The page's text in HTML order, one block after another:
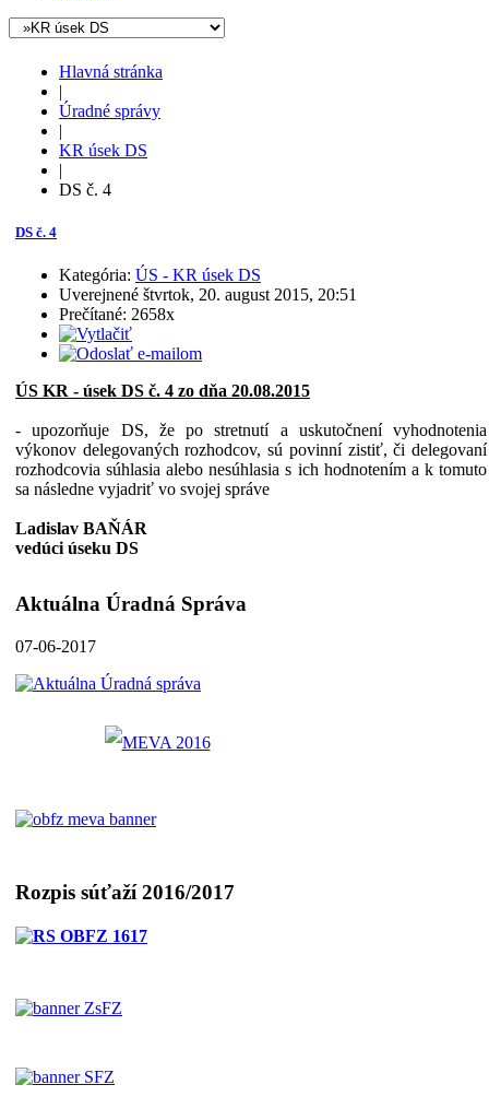
Hlavná stránka
|
Úradné správy
|
KR úsek DS
|
DS č. 4
DS č. 4
Kategória: ÚS - KR úsek DS
Uverejnené štvrtok, 20. august 2015, 20:51
Prečítané: 2658x
ÚS KR - úsek DS č. 4 zo dňa 20.08.2015
- upozorňuje DS, že po stretnutí a uskutočnení vyhodnotenia
výkonov delegovaných rozhodcov, sú povinní zistiť, či delegovaní
rozhodcovia súhlasia alebo nesúhlasia s ich hodnotením a k tomuto
sa následne vyjadriť vo svojej správe
Ladislav BAŇÁR
vedúci úseku DS
Aktuálna Úradná Správa
07-06-2017
Rozpis súťaží 2016/2017